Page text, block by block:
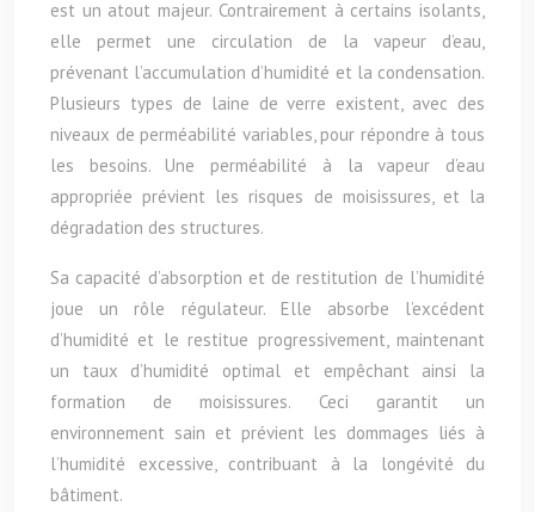
est un atout majeur. Contrairement à certains isolants,
elle permet une circulation de la vapeur d’eau,
prévenant l’accumulation d’humidité et la condensation.
Plusieurs types de laine de verre existent, avec des
niveaux de perméabilité variables, pour répondre à tous
les besoins. Une perméabilité à la vapeur d’eau
appropriée prévient les risques de moisissures, et la
dégradation des structures.
Sa capacité d’absorption et de restitution de l’humidité
joue un rôle régulateur. Elle absorbe l’excédent
d’humidité et le restitue progressivement, maintenant
un taux d’humidité optimal et empêchant ainsi la
formation de moisissures. Ceci garantit un
environnement sain et prévient les dommages liés à
l’humidité excessive, contribuant à la longévité du
bâtiment.